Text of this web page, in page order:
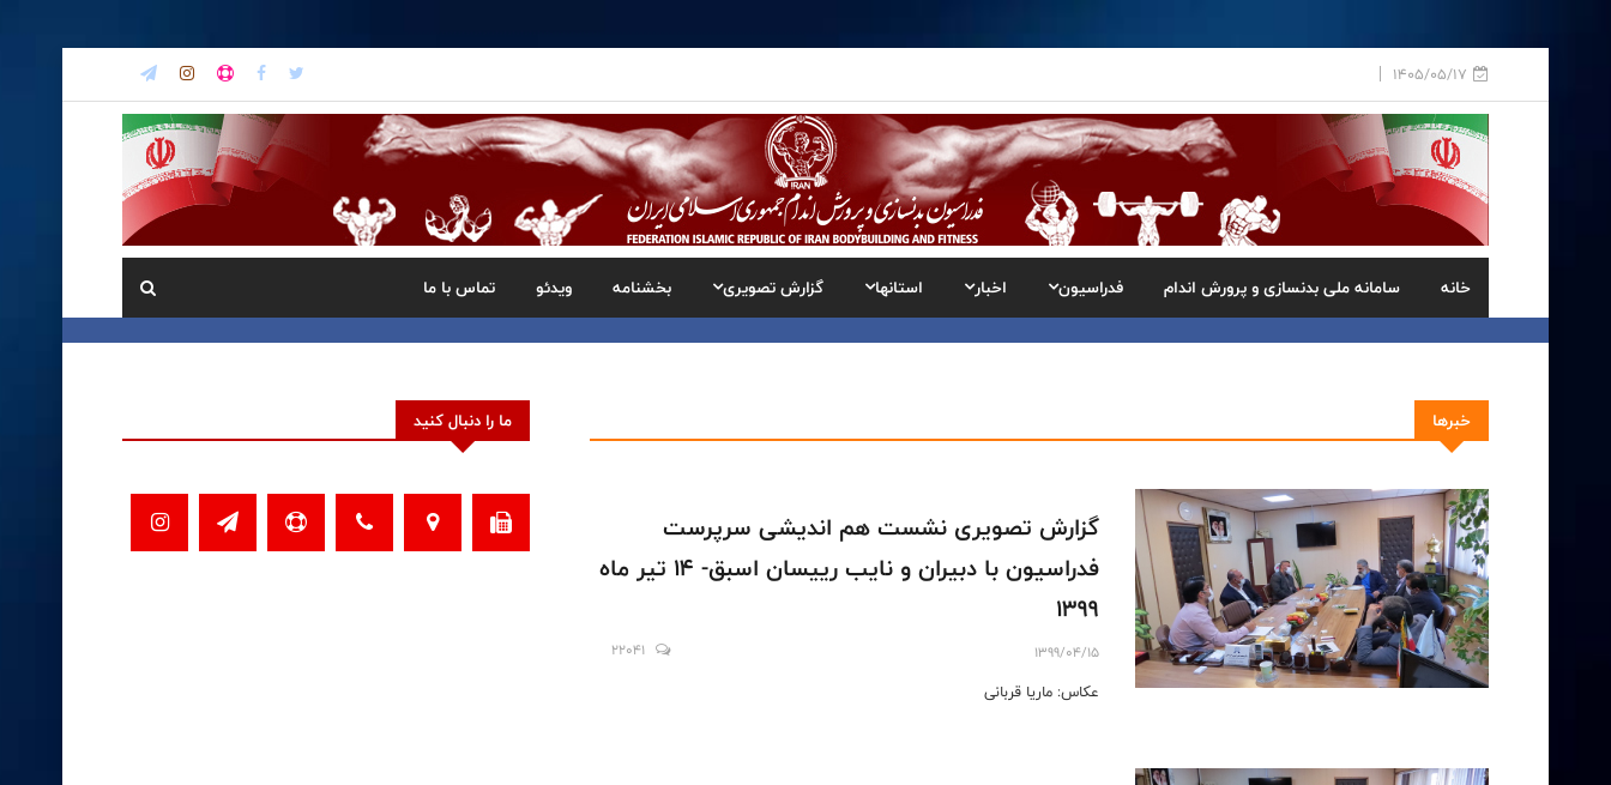
1405/05/17
خانه سامانه ملی بدنسازی و پرورش اندام فدراسیون اخبار استانها گزارش تصویری بخشنامه ویدئو تماس با ما
خبرها
گزارش تصویری نشست هم اندیشی سرپرست
فدراسیون با دبیران و نایب رییسان اسبق- 14 تیر ماه
1399
1399/04/15
22041
عکاس: ماریا قربانی
ما را دنبال کنید